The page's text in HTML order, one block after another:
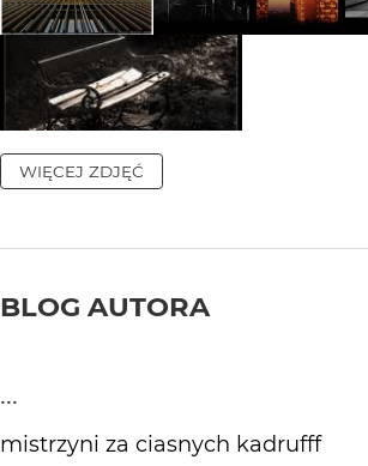
WIĘCEJ ZDJĘĆ
BLOG AUTORA
...
mistrzyni za ciasnych kadrufff